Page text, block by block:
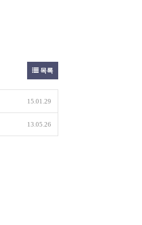
목록
15.01.29
13.05.26